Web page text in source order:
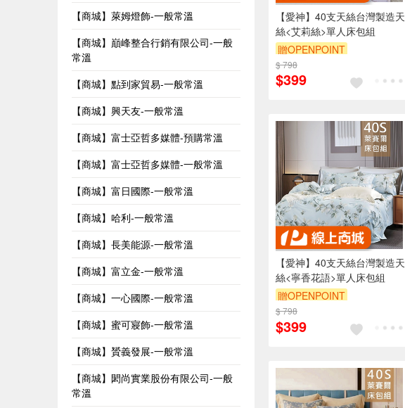
【商城】萊姆燈飾-一般常溫
【商城】巔峰整合行銷有限公司-一般
常溫
【商城】點到家貿易-一般常溫
【商城】興天友-一般常溫
【商城】富士亞哲多媒體-預購常溫
【商城】富士亞哲多媒體-一般常溫
【商城】富日國際-一般常溫
【商城】哈利-一般常溫
【商城】長美能源-一般常溫
【商城】富立金-一般常溫
【商城】一心國際-一般常溫
【商城】蜜可寢飾-一般常溫
【商城】贇義發展-一般常溫
【商城】閎尚實業股份有限公司-一般
常溫
【愛神】40支天絲台灣製造天
絲<艾莉絲>單人床包組
贈OPENPOINT
$ 798
$399
【愛神】40支天絲台灣製造天
絲<寧香花語>單人床包組
贈OPENPOINT
$ 798
$399